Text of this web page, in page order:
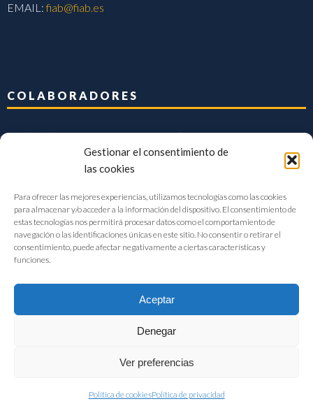
Gestionar el consentimiento de
las cookies
Para ofrecer las mejores experiencias, utilizamos tecnologías como las cookies
para almacenar y/o acceder a la información del dispositivo. El consentimiento de
estas tecnologías nos permitirá procesar datos como el comportamiento de
navegación o las identificaciones únicas en este sitio. No consentir o retirar el
consentimiento, puede afectar negativamente a ciertas características y
funciones.
Aceptar
Denegar
Ver preferencias
Política de cookiesPolítica de privacidad
EMAIL:fiab@fiab.es
COLABORADORES
FIAB Federación Española de Industrias de la Alimentación y Bebidas